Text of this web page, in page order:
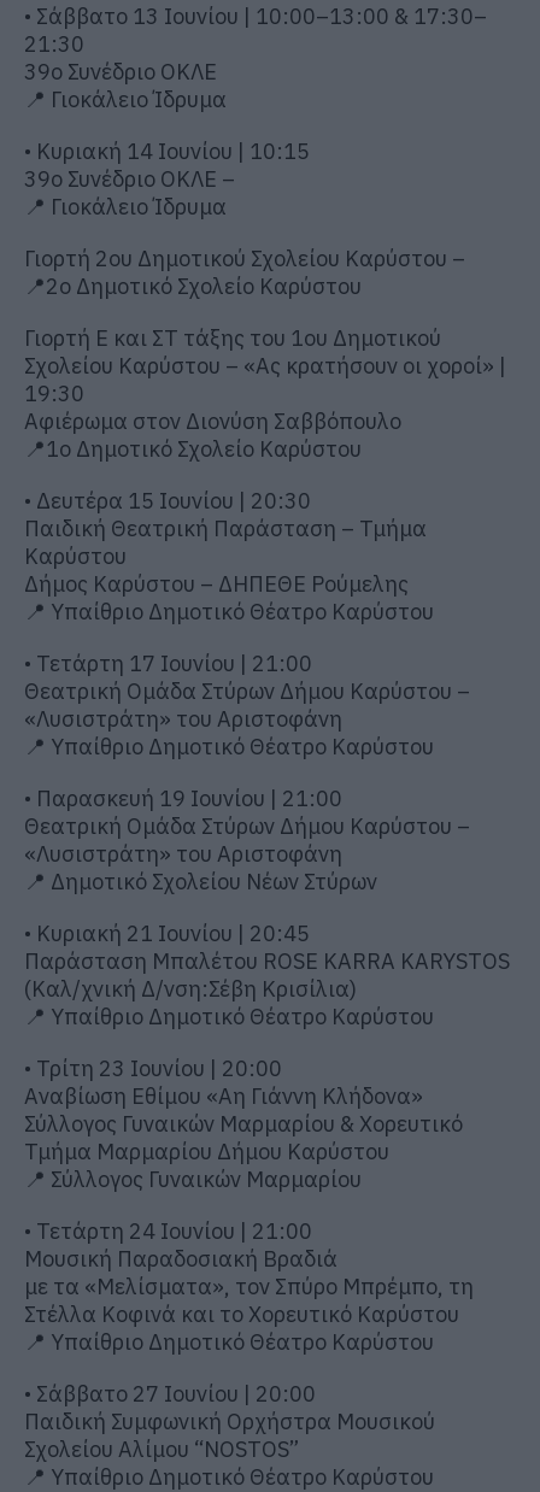
• Σάββατο 13 Ιουνίου | 10:00–13:00 & 17:30–
21:30
39ο Συνέδριο ΟΚΛΕ
📍 Γιοκάλειο Ίδρυμα
• Κυριακή 14 Ιουνίου | 10:15
39ο Συνέδριο ΟΚΛΕ –
📍 Γιοκάλειο Ίδρυμα
Γιορτή 2ου Δημοτικού Σχολείου Καρύστου –
📍2ο Δημοτικό Σχολείο Καρύστου
Γιορτή Ε και ΣΤ τάξης του 1ου Δημοτικού
Σχολείου Καρύστου – «Ας κρατήσουν οι χοροί» |
19:30
Αφιέρωμα στον Διονύση Σαββόπουλο
📍1ο Δημοτικό Σχολείο Καρύστου
• Δευτέρα 15 Ιουνίου | 20:30
Παιδική Θεατρική Παράσταση – Τμήμα
Καρύστου
Δήμος Καρύστου – ΔΗΠΕΘΕ Ρούμελης
📍 Υπαίθριο Δημοτικό Θέατρο Καρύστου
• Τετάρτη 17 Ιουνίου | 21:00
Θεατρική Ομάδα Στύρων Δήμου Καρύστου –
«Λυσιστράτη» του Αριστοφάνη
📍 Υπαίθριο Δημοτικό Θέατρο Καρύστου
• Παρασκευή 19 Ιουνίου | 21:00
Θεατρική Ομάδα Στύρων Δήμου Καρύστου –
«Λυσιστράτη» του Αριστοφάνη
📍 Δημοτικό Σχολείου Νέων Στύρων
• Κυριακή 21 Ιουνίου | 20:45
Παράσταση Μπαλέτου ROSE KARRA KARYSTOS
(Καλ/χνική Δ/νση:Σέβη Κρισίλια)
📍 Υπαίθριο Δημοτικό Θέατρο Καρύστου
• Τρίτη 23 Ιουνίου | 20:00
Αναβίωση Εθίμου «Αη Γιάννη Κλήδονα»
Σύλλογος Γυναικών Μαρμαρίου & Χορευτικό
Τμήμα Μαρμαρίου Δήμου Καρύστου
📍 Σύλλογος Γυναικών Μαρμαρίου
• Τετάρτη 24 Ιουνίου | 21:00
Μουσική Παραδοσιακή Βραδιά
με τα «Μελίσματα», τον Σπύρο Μπρέμπο, τη
Στέλλα Κοφινά και το Χορευτικό Καρύστου
📍 Υπαίθριο Δημοτικό Θέατρο Καρύστου
• Σάββατο 27 Ιουνίου | 20:00
Παιδική Συμφωνική Ορχήστρα Μουσικού
Σχολείου Αλίμου “NOSTOS”
📍 Υπαίθριο Δημοτικό Θέατρο Καρύστου